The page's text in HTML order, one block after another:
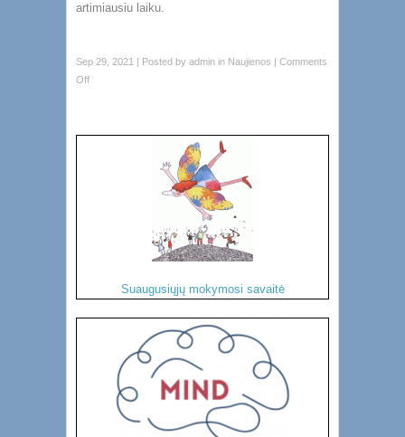
artimiausiu laiku.
Sep 29, 2021 | Posted by admin in Naujienos
Comments
Off
Suaugusiųjų mokymosi savaitė